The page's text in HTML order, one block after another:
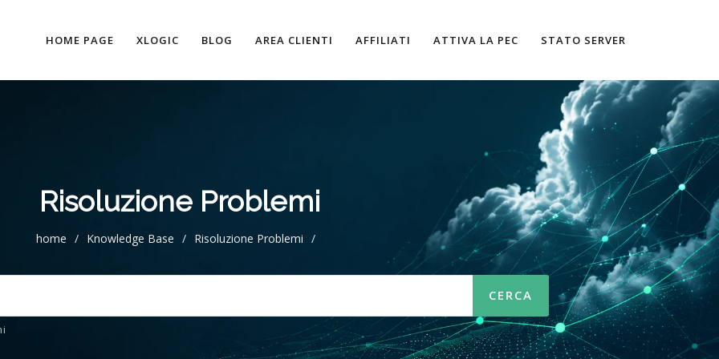
HOME PAGE XLOGIC BLOG AREA CLIENTI AFFILIATI ATTIVA LA PEC STATO SERVER
Risoluzione Problemi
home / Knowledge Base / Risoluzione Problemi /